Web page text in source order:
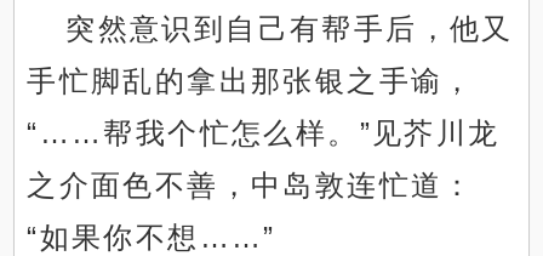
突然意识到自己有帮手后，他又
手忙脚乱的拿出那张银之手谕，
“……帮我个忙怎么样。”见芥川龙
之介面色不善，中岛敦连忙道：
“如果你不想……”